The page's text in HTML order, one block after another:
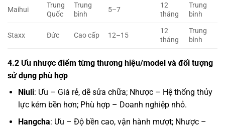
Maihui
Trung
Quốc
Trung
bình
5–7
12
tháng
Trung
bình
Staxx Đức Cao cấp 12–15
12
tháng
Trung
bình
4.2 Ưu nhược điểm từng thương hiệu/model và đối tượng
sử dụng phù hợp
Niuli: Ưu – Giá rẻ, dễ sửa chữa; Nhược – Hệ thống thủy
lực kém bền hơn; Phù hợp – Doanh nghiệp nhỏ.
Hangcha: Ưu – Độ bền cao, vận hành mượt; Nhược –